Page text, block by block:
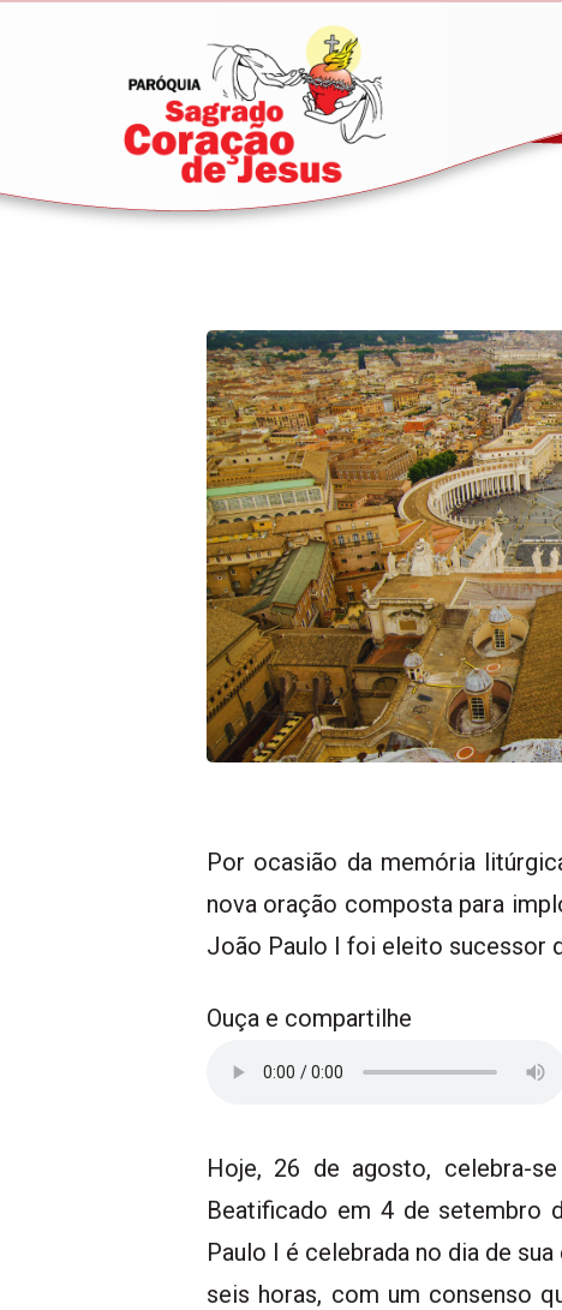
Por ocasião da memória
nova oração composta para
João Paulo I foi eleito sucessor
Ouça e compartilhe
Hoje, 26 de agosto, celebra-
Beatificado em 4 de setembro
Paulo I é celebrada no dia de
seis horas, com um consenso